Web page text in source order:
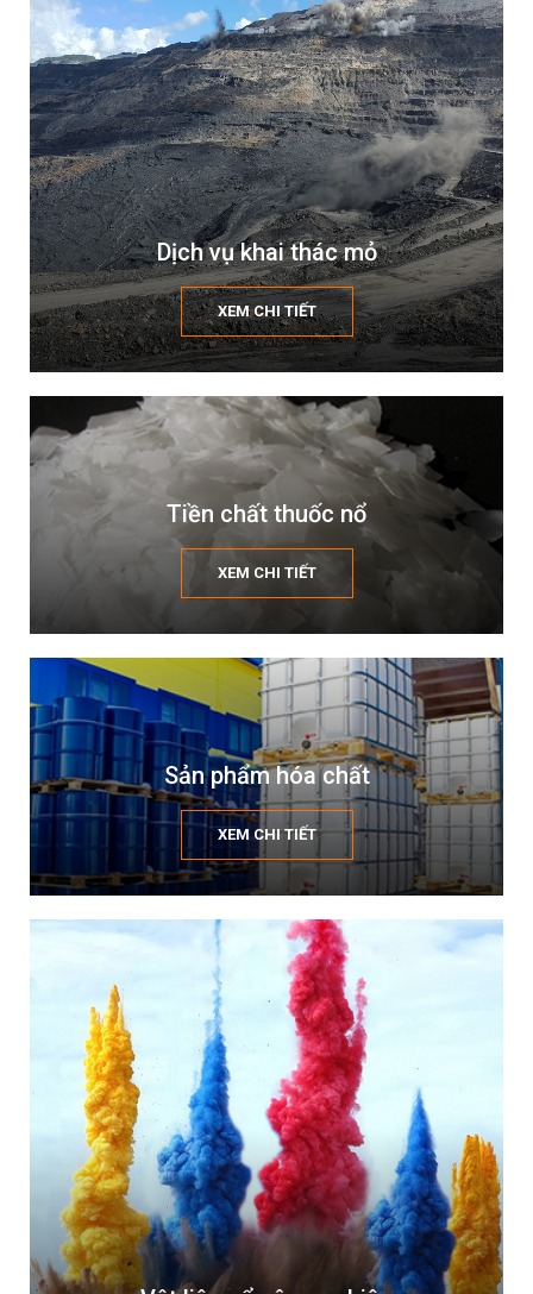
Dịch vụ khai thác mỏ
XEM CHI TIẾT
Tiền chất thuốc nổ
XEM CHI TIẾT
Sản phẩm hóa chất
XEM CHI TIẾT